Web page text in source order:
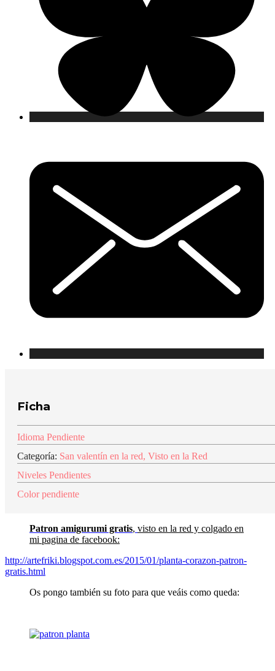
Ficha
Idioma Pendiente
Categoría: San valentín en la red, Visto en la Red
Niveles Pendientes
Color pendiente
Patron amigurumi gratis, visto en la red y colgado en
mi pagina de facebook:
http://artefriki.blogspot.com.es/2015/01/planta-corazon-patron-
gratis.html
Os pongo también su foto para que veáis como queda: